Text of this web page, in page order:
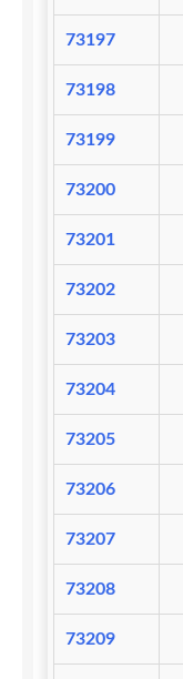
73197
73198
73199
73200
73201
73202
73203
73204
73205
73206
73207
73208
73209